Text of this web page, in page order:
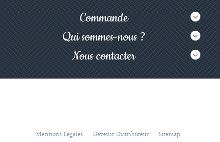
Commande
Qui sommes-nous ?
Nous contacter
Mentions Légales Devenir Distributeur Sitemap